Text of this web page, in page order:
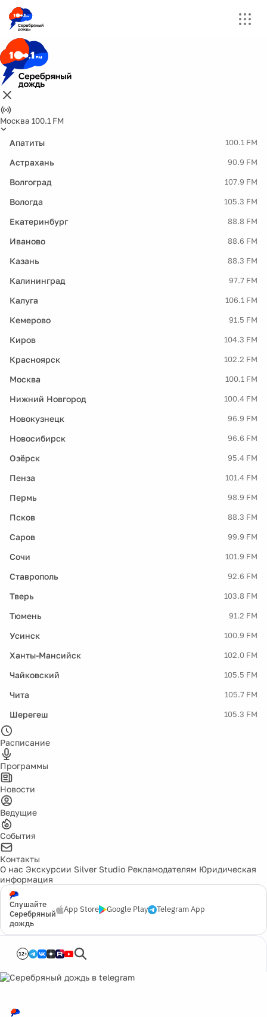
Москва 100.1 FM
Апатиты 100.1 FM
Астрахань 90.9 FM
Волгоград 107.9 FM
Вологда 105.3 FM
Екатеринбург 88.8 FM
Иваново 88.6 FM
Казань 88.3 FM
Калининград 97.7 FM
Калуга 106.1 FM
Кемерово 91.5 FM
Киров 104.3 FM
Красноярск 102.2 FM
Москва 100.1 FM
Нижний Новгород 100.4 FM
Новокузнецк 96.9 FM
Новосибирск 96.6 FM
Озёрск 95.4 FM
Пенза 101.4 FM
Пермь 98.9 FM
Псков 88.3 FM
Саров 99.9 FM
Сочи 101.9 FM
Ставрополь 92.6 FM
Тверь 103.8 FM
Тюмень 91.2 FM
Усинск 100.9 FM
Ханты-Мансийск 102.0 FM
Чайковский 105.5 FM
Чита 105.7 FM
Шерегеш 105.3 FM
Расписание
Программы
Новости
Ведущие
События
Контакты
О нас Экскурсии Silver Studio Рекламодателям Юридическая
информация
Слушайте
Серебряный
дождь
App Store Google Play Telegram App
12+